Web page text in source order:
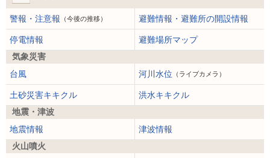
警報・注意報 （今後の推移） 避難情報・避難所の開設情報
停電情報
避難場所マップ
気象災害
台風
河川水位 （ライブカメラ）
土砂災害キキクル
洪水キキクル
地震・津波
地震情報
津波情報
火山噴火